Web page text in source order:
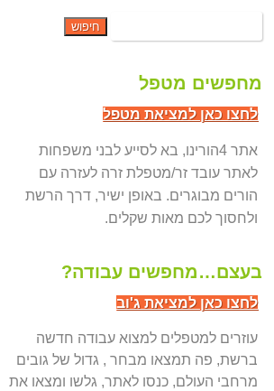
מחפשים מטפל
לחצו כאן למציאת מטפל
אתר 4הורינו, בא לסייע לבני משפחות
לאתר עובד זר/מטפלת זרה לעזרה עם
הורים מבוגרים. באופן ישיר, דרך הרשת
ולחסוך לכם מאות שקלים.
בעצם…מחפשים עבודה?
לחצו כאן למציאת ג'וב
עוזרים למטפלים למצוא עבודה חדשה
ברשת, פה תמצאו מבחר , גדול של גובים
מרחבי העולם, כנסו לאתר, גלשו ומצאו את